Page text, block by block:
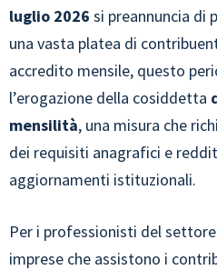
luglio 2026 si preannuncia di
una vasta platea di
accredito mensile, questo
l’erogazione della cosiddetta
mensilità, una misura che
dei requisiti anagrafici e
aggiornamenti istituzionali.
Per i professionisti del
imprese che assistono i